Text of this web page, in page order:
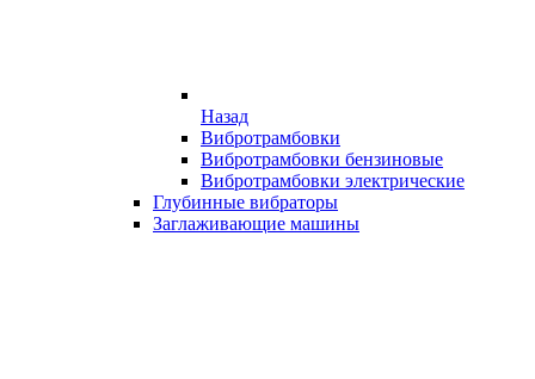
Назад
Вибротрамбовки
Вибротрамбовки бензиновые
Вибротрамбовки электрические
Глубинные вибраторы
Заглаживающие машины